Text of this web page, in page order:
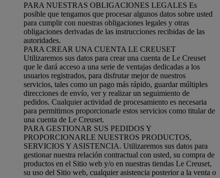
PARA NUESTRAS OBLIGACIONES LEGALES Es
posible que tengamos que procesar algunos datos sobre usted
para cumplir con nuestras obligaciones legales y otras
obligaciones derivadas de las instrucciones recibidas de las
autoridades.
PARA CREAR UNA CUENTA LE CREUSET
Utilizaremos sus datos para crear una cuenta de Le Creuset
que le dará acceso a una serie de ventajas dedicadas a los
usuarios registrados, para disfrutar mejor de nuestros
servicios, tales como un pago más rápido, guardar múltiples
direcciones de envío, ver y realizar un seguimiento de
pedidos. Cualquier actividad de procesamiento es necesaria
para permitirnos proporcionarle estos servicios como titular de
una cuenta de Le Creuset.
PARA GESTIONAR SUS PEDIDOS Y
PROPORCIONARLE NUESTROS PRODUCTOS,
SERVICIOS Y ASISTENCIA. Utilizaremos sus datos para
gestionar nuestra relación contractual con usted, su compra de
productos en el Sitio web y/o en nuestras tiendas Le Creuset,
su uso del Sitio web, cualquier asistencia posterior a la venta o